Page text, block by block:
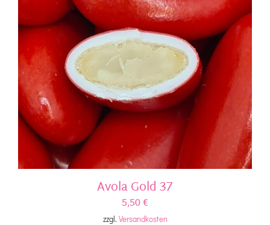
Avola Gold 37
5,50€
zzgl. Versandkosten